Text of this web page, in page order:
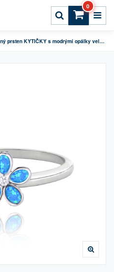
0
MINET Dětský stříbrný prsten KYTIČKY s modrými opálky vel. 52